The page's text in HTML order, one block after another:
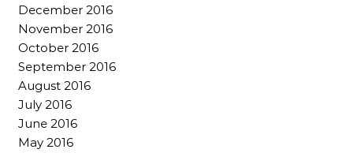
December 2016
November 2016
October 2016
September 2016
August 2016
July 2016
June 2016
May 2016